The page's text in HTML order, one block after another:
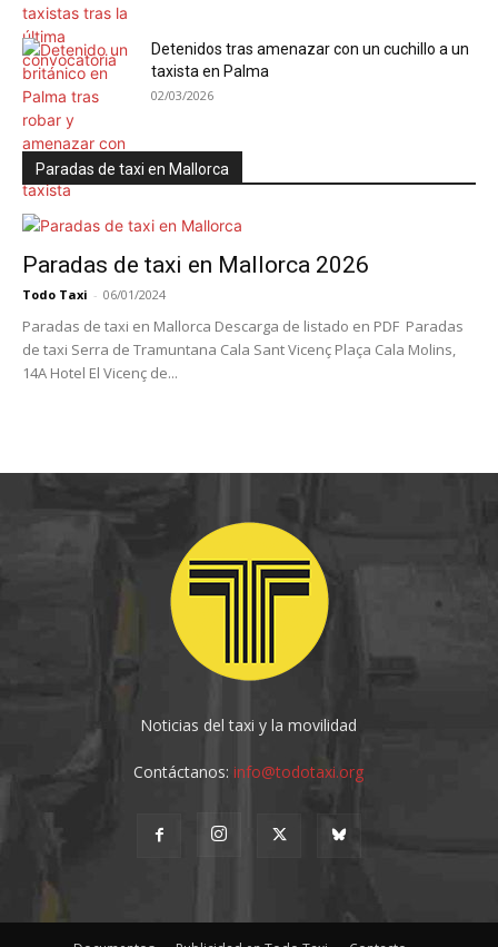
Detenidos tras amenazar con un cuchillo a un
taxista en Palma
02/03/2026
Paradas de taxi en Mallorca
Paradas de taxi en Mallorca 2026
Todo Taxi - 06/01/2024
Paradas de taxi en Mallorca Descarga de listado en PDF Paradas
de taxi Serra de Tramuntana Cala Sant Vicenç Plaça Cala Molins,
14A Hotel El Vicenç de...
Noticias del taxi y la movilidad
Contáctanos:info@todotaxi.org